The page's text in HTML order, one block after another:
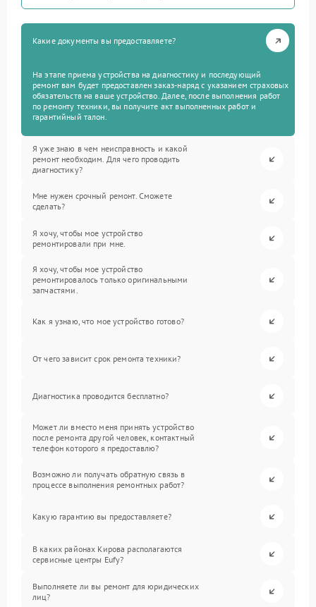
Какие документы вы предоставляете?
На этапе приема устройства на диагностику и последующий
ремонт вам будет предоставлен заказ-наряд с указанием страховых
обязательств на ваше устройство. Далее, после выполнения работ
по ремонту техники, вы получите акт выполненных работ и
гарантийный талон.
Я уже знаю в чем неисправность и какой
ремонт необходим. Для чего проводить
диагностику?
Мне нужен срочный ремонт. Сможете
сделать?
Я хочу, чтобы мое устройство
ремонтировали при мне.
Я хочу, чтобы мое устройство
ремонтировалось только оригинальными
запчастями.
Как я узнаю, что мое устройство готово?
От чего зависит срок ремонта техники?
Диагностика проводится бесплатно?
Может ли вместо меня принять устройство
после ремонта другой человек, контактный
телефон которого я предоставлю?
Возможно ли получать обратную связь в
процессе выполнения ремонтных работ?
Какую гарантию вы предоставляете?
В каких районах Кирова располагаются
сервисные центры Eufy?
Выполняете ли вы ремонт для юридических
лиц?